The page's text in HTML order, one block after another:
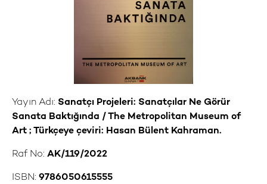
Yayın Adı: Sanatçı Projeleri: Sanatçılar Ne Görür
Sanata Baktığında / The Metropolitan Museum of
Art ; Türkçeye çeviri: Hasan Bülent Kahraman.
Raf No: AK/119/2022
ISBN: 9786050615555